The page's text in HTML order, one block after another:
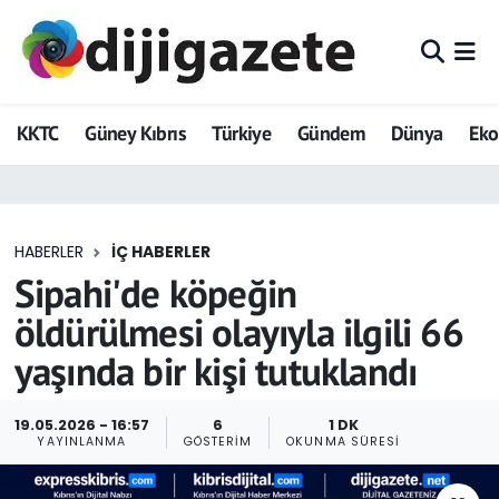
KKTC Güney Kıbrıs Türkiye Gündem Dünya
HABERLER İÇ HABERLER
Sipahi'de köpeğin
öldürülmesi olayıyla ilgili 66
yaşında bir kişi tutuklandı
19.05.2026 - 16:57
YAYINLANMA
6
GÖSTERIM
1 DK
OKUNMA SÜRESI
ADVERTORIAL
Dijigazete
Eğitim
Ekonomi
Foto Galeri
GEZİ
Güncel
Hava Durumu
Trafik Durumu
Tüm Manşetler
Son Dakika Haberleri
Haber Arşivi